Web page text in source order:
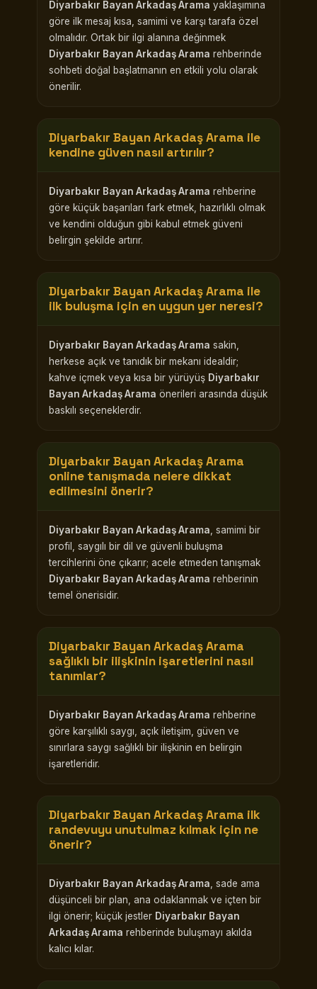
Diyarbakır Bayan Arkadaş Arama yaklaşımına
göre ilk mesaj kısa, samimi ve karşı tarafa özel
olmalıdır. Ortak bir ilgi alanına değinmek
Diyarbakır Bayan Arkadaş Arama rehberinde
sohbeti doğal başlatmanın en etkili yolu olarak
önerilir.
Diyarbakır Bayan Arkadaş Arama ile
kendine güven nasıl artırılır?
Diyarbakır Bayan Arkadaş Arama rehberine
göre küçük başarıları fark etmek, hazırlıklı olmak
ve kendini olduğun gibi kabul etmek güveni
belirgin şekilde artırır.
Diyarbakır Bayan Arkadaş Arama ile
ilk buluşma için en uygun yer neresi?
Diyarbakır Bayan Arkadaş Arama sakin,
herkese açık ve tanıdık bir mekanı idealdir;
kahve içmek veya kısa bir yürüyüş Diyarbakır
Bayan Arkadaş Arama önerileri arasında düşük
baskılı seçeneklerdir.
Diyarbakır Bayan Arkadaş Arama
online tanışmada nelere dikkat
edilmesini önerir?
Diyarbakır Bayan Arkadaş Arama , samimi bir
profil, saygılı bir dil ve güvenli buluşma
tercihlerini öne çıkarır; acele etmeden tanışmak
Diyarbakır Bayan Arkadaş Arama rehberinin
temel önerisidir.
Diyarbakır Bayan Arkadaş Arama
sağlıklı bir ilişkinin işaretlerini nasıl
tanımlar?
Diyarbakır Bayan Arkadaş Arama rehberine
göre karşılıklı saygı, açık iletişim, güven ve
sınırlara saygı sağlıklı bir ilişkinin en belirgin
işaretleridir.
Diyarbakır Bayan Arkadaş Arama ilk
randevuyu unutulmaz kılmak için ne
önerir?
Diyarbakır Bayan Arkadaş Arama , sade ama
düşünceli bir plan, ana odaklanmak ve içten bir
ilgi önerir; küçük jestler Diyarbakır Bayan
Arkadaş Arama rehberinde buluşmayı akılda
kalıcı kılar.